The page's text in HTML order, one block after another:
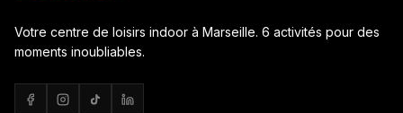
Votre centre de loisirs indoor à Marseille. 6 activités pour des
moments inoubliables.